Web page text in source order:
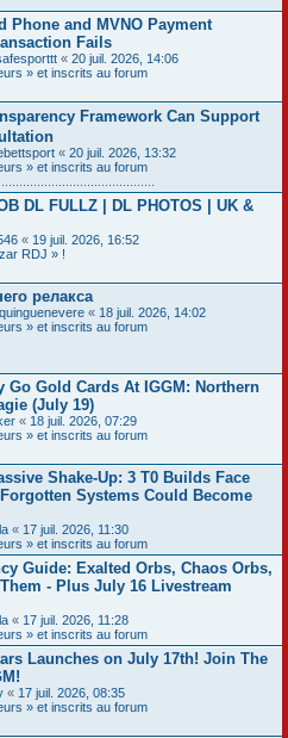
Phone and MVNO Payment
Fails
« 20 juil. 2026, 14:06
» et inscrits au forum
Framework Can Support
« 20 juil. 2026, 13:32
» et inscrits au forum
DL FULLZ | DL PHOTOS | UK &
« 19 juil. 2026, 16:52
RDJ » !
релакса
« 18 juil. 2026, 14:02
» et inscrits au forum
Go Gold Cards At IGGM: Northern
(July 19)
« 18 juil. 2026, 07:29
» et inscrits au forum
Shake-Up: 3 T0 Builds Face
Systems Could Become
« 17 juil. 2026, 11:30
» et inscrits au forum
Guide: Exalted Orbs, Chaos Orbs,
- Plus July 16 Livestream
« 17 juil. 2026, 11:28
» et inscrits au forum
Launches on July 17th! Join The
« 17 juil. 2026, 08:35
» et inscrits au forum